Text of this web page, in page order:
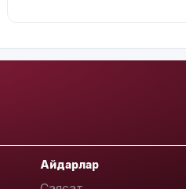
Айдарлар